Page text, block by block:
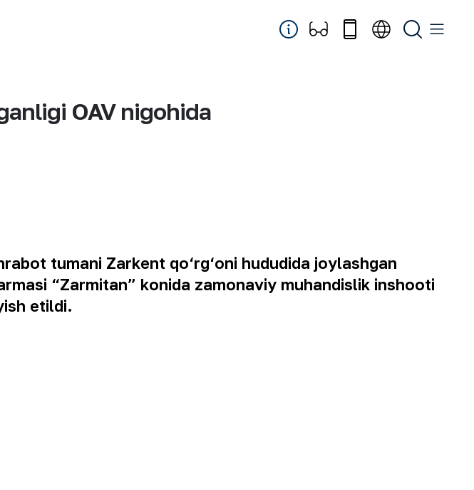
OAV nigohida
tumani Zarkent qo‘rg‘oni hududida joylashgan
“Zarmitan” konida zamonaviy muhandislik inshooti
etildi.